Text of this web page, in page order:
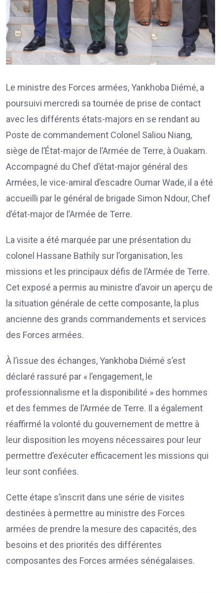
Le ministre des Forces armées, Yankhoba Diémé, a
poursuivi mercredi sa tournée de prise de contact
avec les différents états-majors en se rendant au
Poste de commandement Colonel Saliou Niang,
siège de l’État-major de l’Armée de Terre, à Ouakam.
Accompagné du Chef d’état-major général des
Armées, le vice-amiral d’escadre Oumar Wade, il a été
accueilli par le général de brigade Simon Ndour, Chef
d’état-major de l’Armée de Terre.
La visite a été marquée par une présentation du
colonel Hassane Bathily sur l’organisation, les
missions et les principaux défis de l’Armée de Terre.
Cet exposé a permis au ministre d’avoir un aperçu de
la situation générale de cette composante, la plus
ancienne des grands commandements et services
des Forces armées.
À l’issue des échanges, Yankhoba Diémé s’est
déclaré rassuré par « l’engagement, le
professionnalisme et la disponibilité » des hommes
et des femmes de l’Armée de Terre. Il a également
réaffirmé la volonté du gouvernement de mettre à
leur disposition les moyens nécessaires pour leur
permettre d’exécuter efficacement les missions qui
leur sont confiées.
Cette étape s’inscrit dans une série de visites
destinées à permettre au ministre des Forces
armées de prendre la mesure des capacités, des
besoins et des priorités des différentes
composantes des Forces armées sénégalaises.